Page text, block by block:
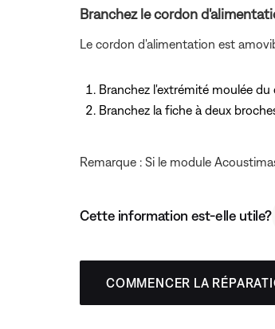
Branchez le cordon
Le cordon d'alimentation est
Branchez l'extrémité moulée
Branchez la fiche à deux
Remarque : Si le module
Cette information est-elle utile?
COMMENCER LA